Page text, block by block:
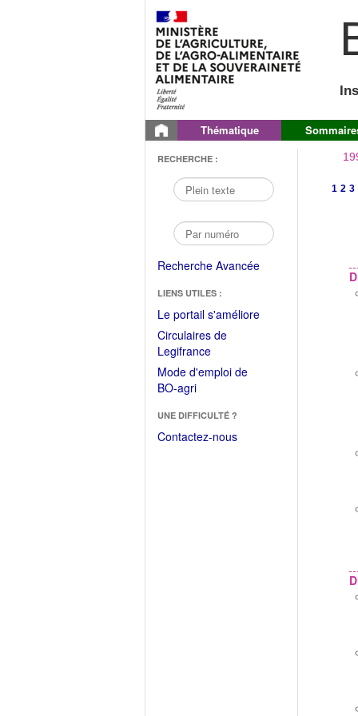
Thématique
RECHERCHE :
Recherche Avancée
LIENS UTILES :
Le portail s'améliore(Fichier
Circulaires de
Legifrance(Ouvrir
dans
une
fenêtre)
Mode d'emploi de
BO-agri(Ouvrir
une
nouvelle
UNE DIFFICULTÉ ?
Contactez-nous
1 2 3